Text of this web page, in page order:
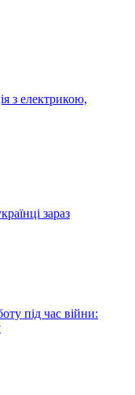
з електрикою,
зараз
під час війни: